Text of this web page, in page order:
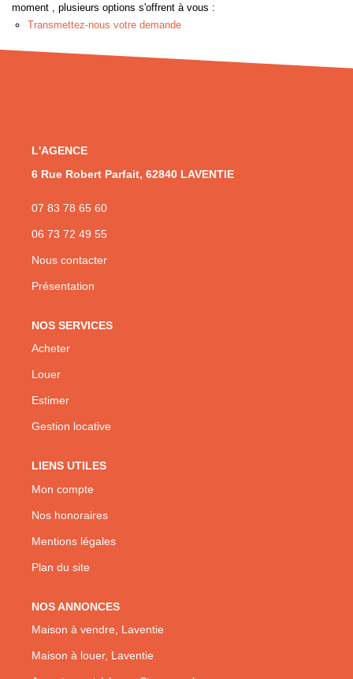
NOS AGENCES
CONTACT
moment , plusieurs options s'offrent à vous :
Transmettez-nous votre demande
L'AGENCE
6 Rue Robert Parfait, 62840 LAVENTIE
07 83 78 65 60
06 73 72 49 55
Nous contacter
Présentation
NOS SERVICES
Acheter
Louer
Estimer
Gestion locative
LIENS UTILES
Mon compte
Nos honoraires
Mentions légales
Plan du site
NOS ANNONCES
Maison à vendre, Laventie
Maison à louer, Laventie